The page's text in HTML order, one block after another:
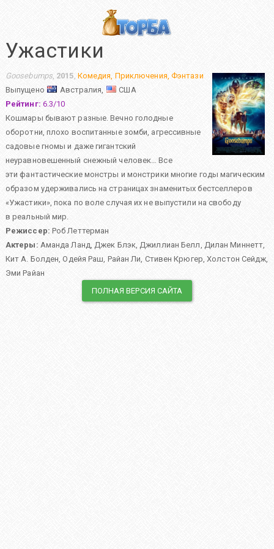
Ужастики
Goosebumps, 2015, Комедия, Приключения, Фэнтази
Выпущено
Австралия,
США
Рейтинг: 6.3/10
Кошмары бывают разные. Вечно голодные
оборотни, плохо воспитанные зомби, агрессивные
садовые гномы и даже гигантский
неуравновешенный снежный человек… Все
эти фантастические монстры и монстрики многие годы магическим
образом удерживались на страницах знаменитых бестселлеров
«Ужастики», пока по воле случая их не выпустили на свободу
в реальный мир.
Режиссер: Роб Леттерман
Актеры: Аманда Ланд,Джек Блэк,Джиллиан Белл, Дилан Миннетт,
Кит А. Болден,Одейя Раш, Райан Ли, Стивен Крюгер,Холстон Сейдж,
Эми Райан
ПОЛНАЯ ВЕРСИЯ САЙТА